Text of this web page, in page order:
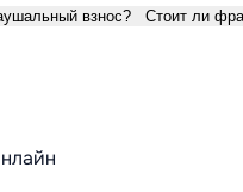
взнос? Стоит ли